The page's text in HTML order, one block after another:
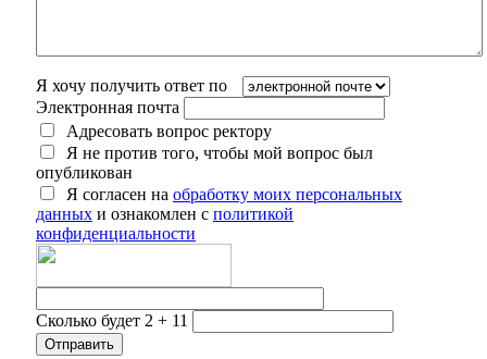
Я хочу получить ответ по
Электронная почта
Адресовать вопрос ректору
Я не против того, чтобы мой вопрос был
опубликован
Я согласен на обработку моих персональных
данных и ознакомлен с политикой
конфиденциальности
Сколько будет 2 + 11